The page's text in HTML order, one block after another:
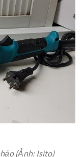
(Ảnh: Isito)